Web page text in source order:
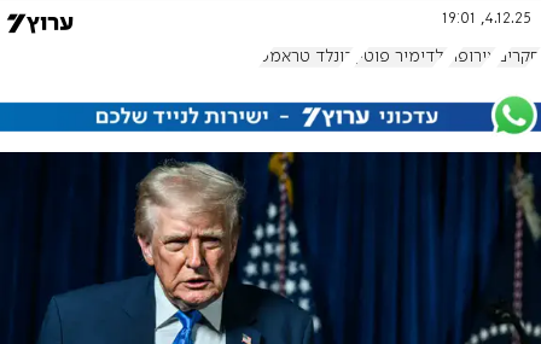
4.12.25, 19:01
סקרים אירופה ולדימיר פוטין דונלד טראמפ